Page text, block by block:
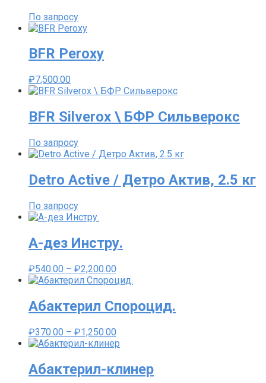
По запросу
BFR Peroxy
₽7,500.00
BFR Silverox \ БФР Сильверокс
По запросу
Detro Active / Детро Актив, 2.5 кг
По запросу
А-дез Инстру.
₽540.00 – ₽2,200.00
цен:
–
₽2,200.00
Абактерил Спороцид.
₽370.00 – ₽1,250.00
цен:
–
₽1,250.00
Абактерил-клинер